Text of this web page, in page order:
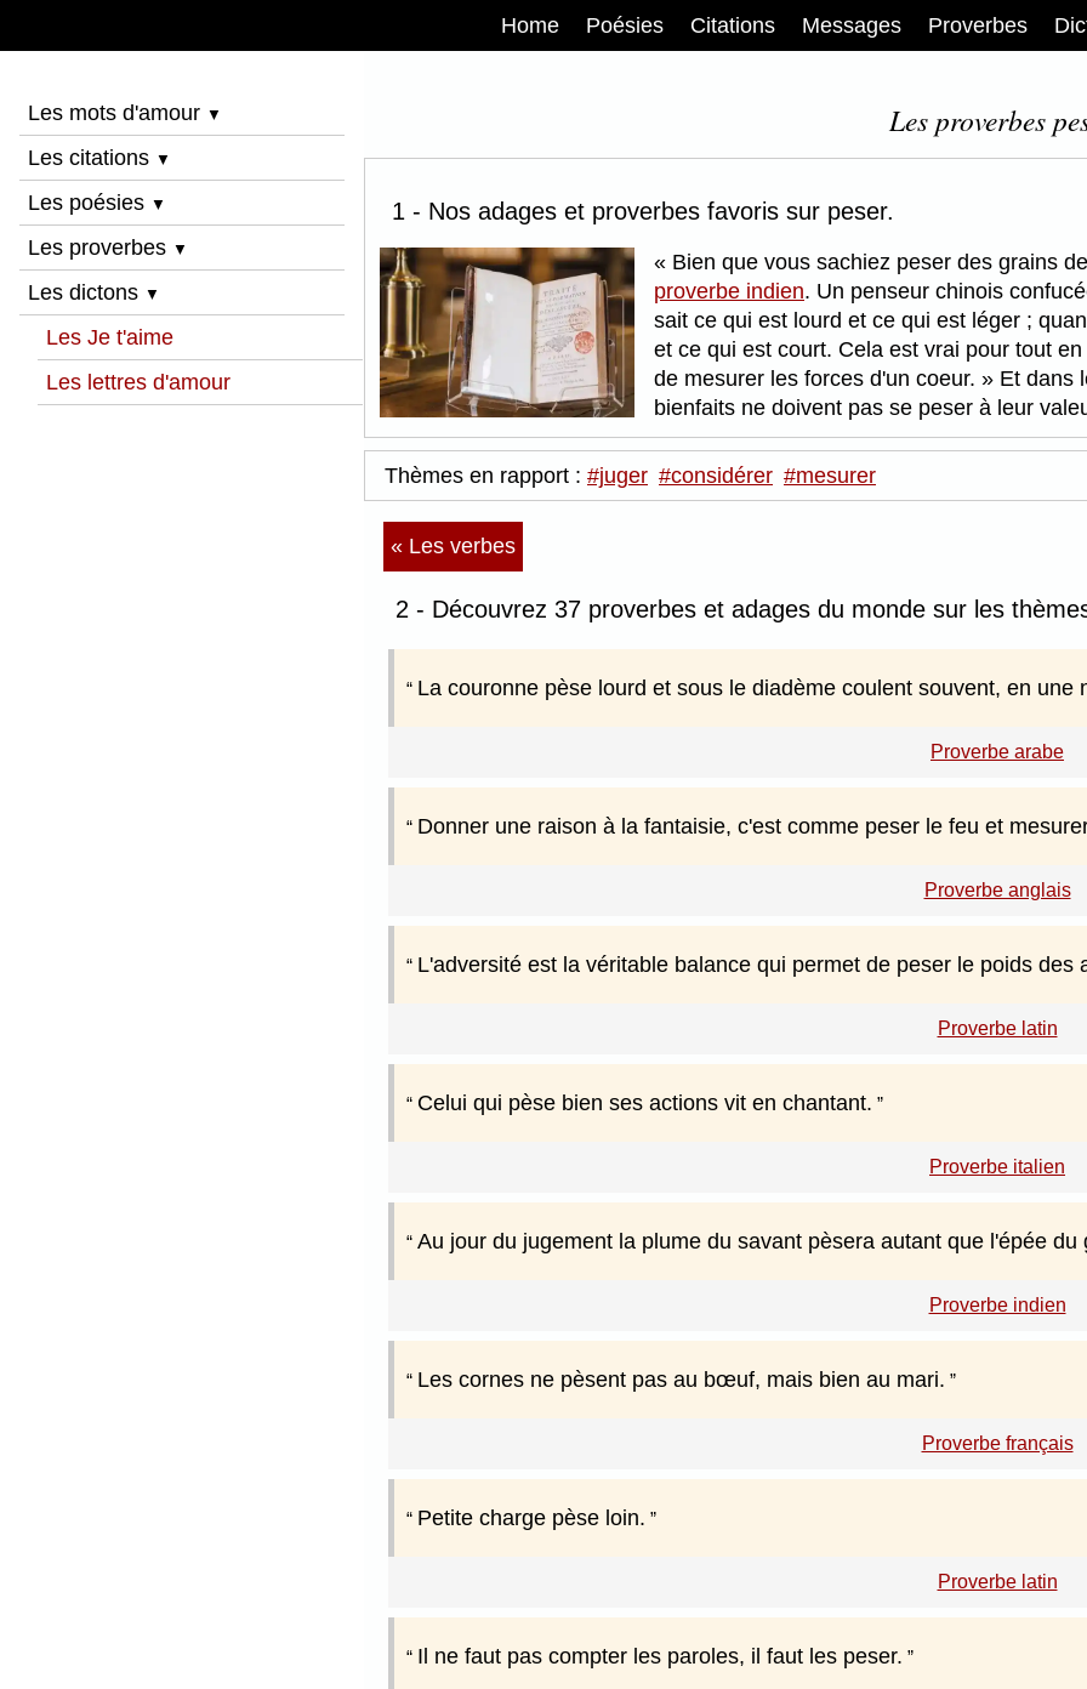
Home Poésies Citations Messages Proverbes
Les mots d'amour ▼
Les citations ▼
Les poésies ▼
Les proverbes ▼
Les dictons ▼
Les Je t'aime
Les lettres d'amour
Les proverbes
1 - Nos adages et proverbes favoris sur peser.
Bien que vous sachiez peser des grains
proverbe indien. Un penseur chinois
sait ce qui est lourd et ce qui est léger ;
et ce qui est court. Cela est vrai pour tout
de mesurer les forces d'un coeur.
Et dans
bienfaits ne doivent pas se peser à leur
Thèmes en rapport : #juger #considérer #mesurer
« Les verbes
2 - Découvrez 37 proverbes et adages du monde sur les
La couronne pèse lourd et sous le diadème coulent souvent, en une
Proverbe arabe
Donner une raison à la fantaisie, c'est comme peser le feu et
Proverbe anglais
L'adversité est la véritable balance qui permet de peser le poids des
Proverbe latin
Celui qui pèse bien ses actions vit en chantant.
Proverbe italien
Au jour du jugement la plume du savant pèsera autant que l'épée du
Proverbe indien
Les cornes ne pèsent pas au bœuf, mais bien au mari.
Proverbe français
Petite charge pèse loin.
Proverbe latin
Il ne faut pas compter les paroles, il faut les peser.